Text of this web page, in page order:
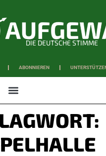
DIE DEUTSCHE STIMME
ABONNIEREN